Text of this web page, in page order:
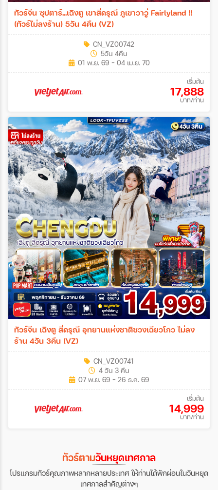
ทัวร์จีน ซุปตาร์...เฉิงตู เขาสี่ดรุณี ภูเขาวาวู่ Fairlyland !!
(ทัวร์ไม่ลงร้าน) 5วัน 4คืน (VZ)
CN_VZ00742
5วัน 4คืน
01 พ.ย. 69 - 04 เม.ย. 70
เริ่มต้น
17,888
บาท/ท่าน
ทัวร์จีน เฉิงตู สี่ดรุณี อุทยานแห่งชาติซวงเฉียวโกว ไม่ลง
ร้าน 4วัน 3คืน (VZ)
CN_VZ00741
4 วัน 3 คืน
07 พ.ย. 69 - 26 ธ.ค. 69
เริ่มต้น
14,999
บาท/ท่าน
ทัวร์ตามวันหยุดเทศกาล
โปรแกรมทัวร์คุณภาพหลากหลายประเทศ ให้ท่านได้พักผ่อนในวันหยุด
เทศกาลสำคัญต่างๆ